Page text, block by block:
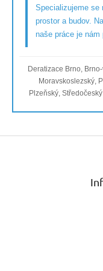
Specializujeme se
prostor a budov.
naše práce je nám
Deratizace Brno,
Moravskoslezský,
Plzeňský,